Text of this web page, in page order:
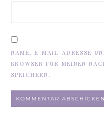
NAME, E-MAIL-ADRESSE
BROWSER FÜR MEINEN
SPEICHERN.